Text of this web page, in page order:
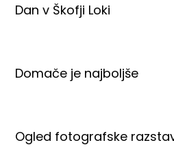
Dan v Škofji Loki
Domače je najboljše
Ogled fotografske